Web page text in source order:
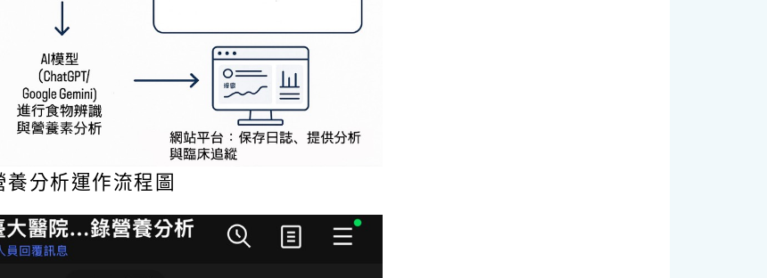
分析運作流程圖